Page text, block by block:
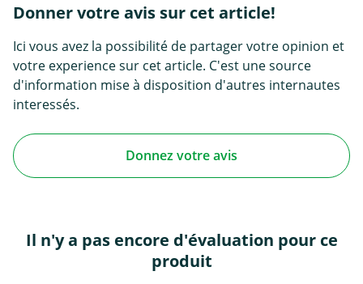
Donner votre avis sur cet article!
Ici vous avez la possibilité de partager votre opinion et
votre experience sur cet article. C'est une source
d'information mise à disposition d'autres internautes
interessés.
Donnez votre avis
Il n'y a pas encore d'évaluation pour ce
produit